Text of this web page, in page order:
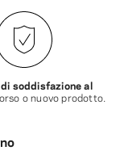
soddisfazione al
o nuovo prodotto.